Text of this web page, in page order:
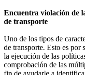
Encuentra violación de
de transporte
Uno de los tipos de
de transporte. Esto es por
la ejecución de las
comprobación de las
fin de ayudarle a